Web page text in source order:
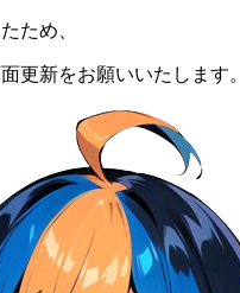
ため、
更新をお願いいたします。